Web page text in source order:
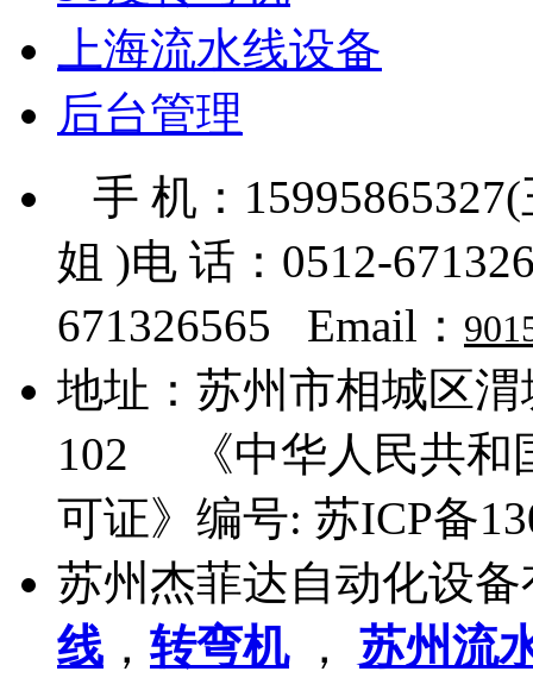
上海流水线设备
后台管理
手 机：
姐 )电 话：0512-
671326565 Email：
地址： 苏州市相城区
102
《中华人民共和
可证》编号: 苏ICP备
苏州杰菲达自动化设
线 ， 转弯机， 苏州流